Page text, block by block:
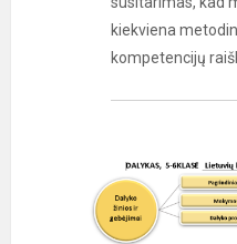
kiekviena
kompetencijų